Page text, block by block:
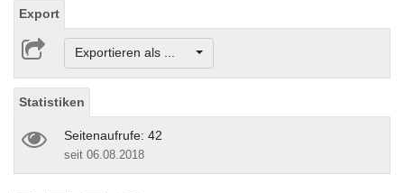
Export
Exportieren als ...
Statistiken
Seitenaufrufe: 42
seit 06.08.2018